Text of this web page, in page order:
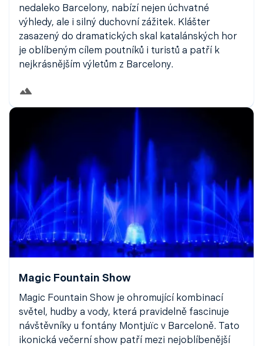
nedaleko Barcelony, nabízí nejen úchvatné
výhledy, ale i silný duchovní zážitek. Klášter
zasazený do dramatických skal katalánských hor
je oblíbeným cílem poutníků i turistů a patří k
nejkrásnějším výletům z Barcelony.
Magic Fountain Show
Magic Fountain Show je ohromující kombinací
světel, hudby a vody, která pravidelně fascinuje
návštěvníky u fontány Montjuïc v Barceloně. Tato
ikonická večerní show patří mezi nejoblíbenější